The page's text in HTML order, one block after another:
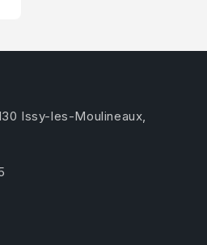
Issy-les-Moulineaux,